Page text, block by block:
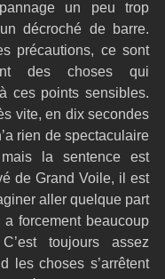
un peu trop
décroché de barre.
précautions, ce sont
des choses qui
ces points sensibles.
vite, en dix secondes
rien de spectaculaire
la sentence est
de Grand Voile, il est
aller quelque part
forcement beaucoup
toujours assez
les choses s’arrêtent